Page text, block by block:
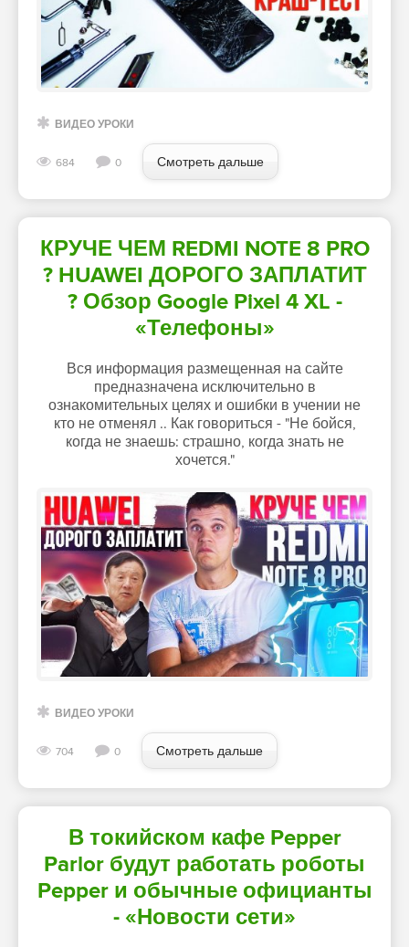
ВИДЕО УРОКИ
684 0 Смотреть дальше
КРУЧЕ ЧЕМ REDMI NOTE 8 PRO
? HUAWEI ДОРОГО ЗАПЛАТИТ
? Обзор Google Pixel 4 XL -
«Телефоны»
Вся информация размещенная на сайте
предназначена исключительно в
ознакомительных целях и ошибки в учении не
кто не отменял .. Как говориться - "Не бойся,
когда не знаешь: страшно, когда знать не
хочется."
ВИДЕО УРОКИ
704 0 Смотреть дальше
В токийском кафе Pepper
Parlor будут работать роботы
Pepper и обычные официанты
- «Новости сети»